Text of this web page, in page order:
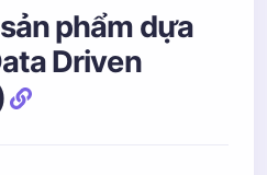
phẩm dựa
Driven